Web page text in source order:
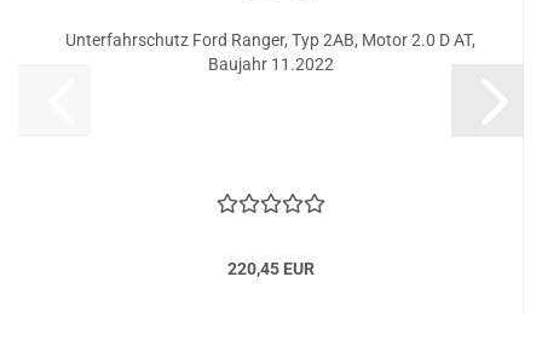
Unterfahrschutz Ford Ranger, Typ 2AB, Motor 2.0 D AT,
Baujahr 11.2022
220,45 EUR